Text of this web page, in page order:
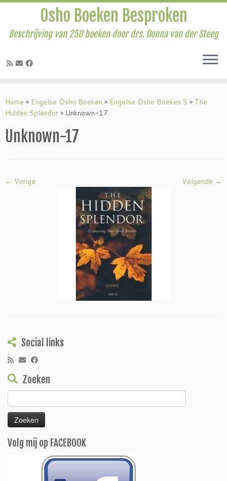
naar
inhoud
Osho Boeken Besproken
Beschrijving van 250 boeken door drs. Donna van der Steeg
Home » Engelse Osho Boeken » Engelse Osho Boeken 5 » The
Hidden Splendor » Unknown-17
Unknown-17
← Vorige Volgende →
Social links
Zoeken
naar:
Volg mij op FACEBOOK